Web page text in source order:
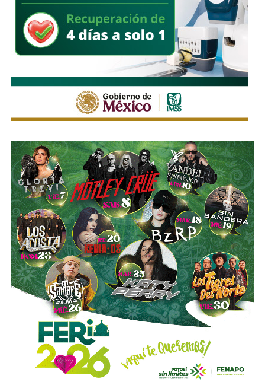
demás de 400 integrantes de empresas de seguridad
privada.
El nuevo sistema permitirá realizar búsquedas de
personas mediante reconocimiento facial, localizar
vehículos por sus placas y dar seguimiento
automático a individuos a través de la red de cámaras
instalada en el recinto.
Como ejemplo, explicó que si una persona salta una barda
y comienza a correr, el software enlazará las distintas
cámaras para localizarla en cuestión de segundos.
“Es un programa muy nuevo que creo quees conveniente
que la ciudadanía conozca y que sepa con lo que hoy
cuenta ya la Guardia Civil”, afirmó.
Además de la incorporación de tecnología, Gallardo
informó queeste año se adquirieron camionetas
blindadas para los elementos que realizan patrullajes
permanentes, así como nuevas unidades tácticas tipo
Mamba para intervenir en zonas de difícil acceso.
El mandatario aseguró que
la inversión destinada a
seguridad pública durante este año asciende a casi
seis mil millones de pesos,monto que incluye salarios,